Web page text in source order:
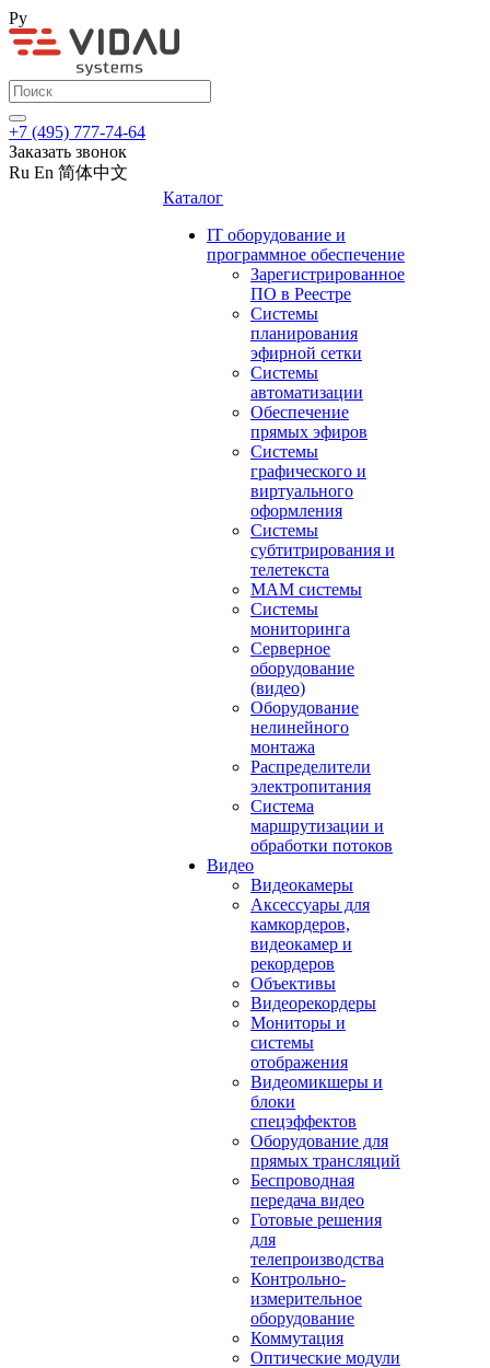
Ру
+7 (495) 777-74-64
Заказать звонок
Ru En 简体中文
Каталог
IT оборудование и
программное обеспечение
Зарегистрированное
ПО в Реестре
Системы
планирования
эфирной сетки
Системы
автоматизации
Обеспечение
прямых эфиров
Системы
графического и
виртуального
оформления
Системы
субтитрирования и
телетекста
MAM системы
Системы
мониторинга
Серверное
оборудование
(видео)
Оборудование
нелинейного
монтажа
Распределители
электропитания
Система
маршрутизации и
обработки потоков
Видео
Видеокамеры
Аксессуары для
камкордеров,
видеокамер и
рекордеров
Объективы
Видеорекордеры
Мониторы и
системы
отображения
Видеомикшеры и
блоки
спецэффектов
Оборудование для
прямых трансляций
Беспроводная
передача видео
Готовые решения
для
телепроизводства
Контрольно-
измерительное
оборудование
Коммутация
Оптические модули